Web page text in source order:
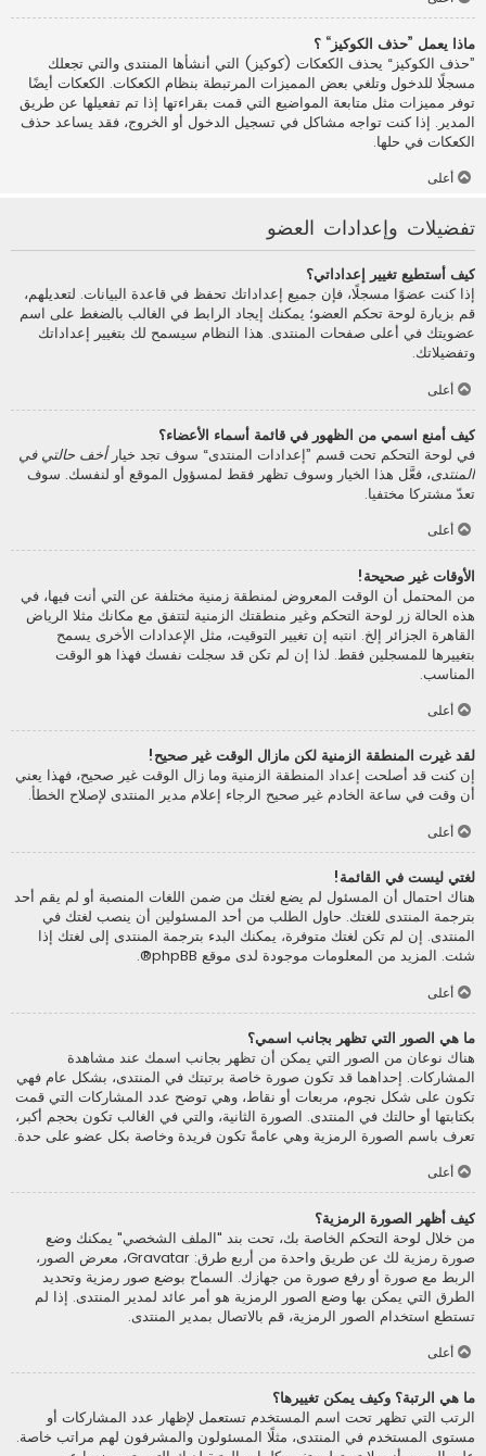
ماذا يعمل ”حذف الكوكيز“ ؟
”حذف الكوكيز“ يحذف الكعكات (كوكيز) التي أنشأها المنتدى والتي تجعلك
مسجلًا للدخول وتلغي بعض المميزات المرتبطة بنظام الكعكات. الكعكات أيضًا
توفر مميزات مثل متابعة المواضيع التي قمت بقراءتها إذا تم تفعيلها عن طريق
المدير. إذا كنت تواجه مشاكل في تسجيل الدخول أو الخروج، فقد يساعد حذف
الكعكات في حلها.
أعلى
تفضيلات وإعدادات العضو
كيف أستطيع تغيير إعداداتي؟
إذا كنت عضوًا مسجلًا، فإن جميع إعداداتك تحفظ في قاعدة البيانات. لتعديلهم،
قم بزيارة لوحة تحكم العضو؛ يمكنك إيجاد الرابط في الغالب بالضغط على اسم
عضويتك في أعلى صفحات المنتدى. هذا النظام سيسمح لك بتغيير إعداداتك
وتفضيلاتك.
أعلى
كيف أمنع اسمي من الظهور في قائمة أسماء الأعضاء؟
في لوحة التحكم تحت قسم ”إعدادات المنتدى“ سوف تجد خيارأخف حالتي في
المنتدى، فعَّل هذا الخيار وسوف تظهر فقط لمسؤول الموقع أو لنفسك. سوف
تعدّ مشتركا مختفيا.
أعلى
الأوقات غير صحيحة!
من المحتمل أن الوقت المعروض لمنطقة زمنية مختلفة عن التي أنت فيها، في
هذه الحالة زر لوحة التحكم وغير منطقتك الزمنية لتتفق مع مكانك مثلا الرياض
القاهرة الجزائر إلخ. انتبه إن تغيير التوقيت، مثل الإعدادات الأخرى يسمح
بتغييرها للمسجلين فقط. لذا إن لم تكن قد سجلت نفسك فهذا هو الوقت
المناسب.
أعلى
لقد غيرت المنطقة الزمنية لكن مازال الوقت غير صحيح!
إن كنت قد أصلحت إعداد المنطقة الزمنية وما زال الوقت غير صحيح، فهذا يعني
أن وقت في ساعة الخادم غير صحيح الرجاء إعلام مدير المنتدى لإصلاح الخطأ.
أعلى
لغتي ليست في القائمة!
هناك احتمال أن المسئول لم يضع لغتك من ضمن اللغات المنصبة أو لم يقم أحد
بترجمة المنتدى للغتك. حاول الطلب من أحد المسئولين أن ينصب لغتك في
المنتدى. إن لم تكن لغتك متوفرة، يمكنك البدء بترجمة المنتدى إلى لغتك إذا
شئت. المزيد من المعلومات موجودة لدى موقع phpBB
®.
أعلى
ما هي الصور التي تظهر بجانب اسمي؟
هناك نوعان من الصور التي يمكن أن تظهر بجانب اسمك عند مشاهدة
المشاركات. إحداهما قد تكون صورة خاصة برتبتك في المنتدى، بشكل عام فهي
تكون على شكل نجوم، مربعات أو نقاط، وهي توضح عدد المشاركات التي قمت
بكتابتها أو حالتك في المنتدى. الصورة الثانية، والتي في الغالب تكون بحجم أكبر،
تعرف باسم الصورة الرمزية وهي عامةً تكون فريدة وخاصة بكل عضو على حدة.
أعلى
كيف أظهر الصورة الرمزية؟
من خلال لوحة التحكم الخاصة بك، تحت بند "الملف الشخصي" يمكنك وضع
صورة رمزية لك عن طريق واحدة من أربع طرق: Gravatar، معرض الصور،
الربط مع صورة أو رفع صورة من جهازك. السماح بوضع صور رمزية وتحديد
الطرق التي يمكن بها وضع الصور الرمزية هو أمر عائد لمدير المنتدى. إذا لم
تستطع استخدام الصور الرمزية، قم بالاتصال بمدير المنتدى.
أعلى
ما هي الرتبة؟ وكيف يمكن تغييرها؟
الرتب التي تظهر تحت اسم المستخدم تستعمل لإظهار عدد المشاركات أو
مستوى المستخدم في المنتدى، مثلًا المسئولون والمشرفون لهم مراتب خاصة.